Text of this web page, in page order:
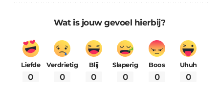
Wat is jouw gevoel hierbij?
Liefde
0
Verdrietig
0
Blij
0
Slaperig
0
Boos
0
Uhuh
0